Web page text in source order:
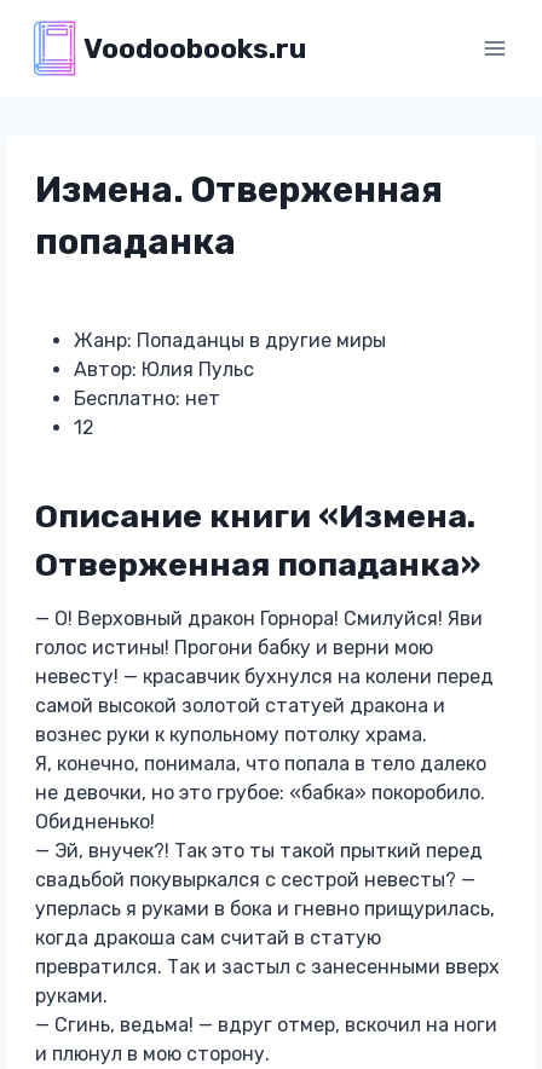
содержимому
Voodoobooks.ru
Измена. Отверженная
попаданка
Жанр: Попаданцы в другие миры
Автор: Юлия Пульс
Бесплатно: нет
12
Описание книги «Измена.
Отверженная попаданка»
— О! Верховный дракон Горнора! Смилуйся! Яви
голос истины! Прогони бабку и верни мою
невесту! — красавчик бухнулся на колени перед
самой высокой золотой статуей дракона и
вознес руки к купольному потолку храма.
Я, конечно, понимала, что попала в тело далеко
не девочки, но это грубое: «бабка» покоробило.
Обидненько!
— Эй, внучек?! Так это ты такой прыткий перед
свадьбой покувыркался с сестрой невесты? —
уперлась я руками в бока и гневно прищурилась,
когда дракоша сам считай в статую
превратился. Так и застыл с занесенными вверх
руками.
— Сгинь, ведьма! — вдруг отмер, вскочил на ноги
и плюнул в мою сторону.